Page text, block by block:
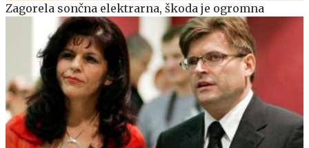
Zagorela sončna elektrarna, škoda je ogromna